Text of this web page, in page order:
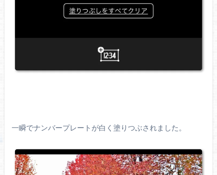
一瞬でナンバープレートが白く塗りつぶされました。